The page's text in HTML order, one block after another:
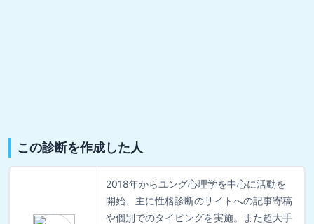
この診断を作成した人
2018年からユング心理学を中心に活動を
開始、主に性格診断のサイトへの記事寄稿
や個別でのタイピングを実施。また超大手